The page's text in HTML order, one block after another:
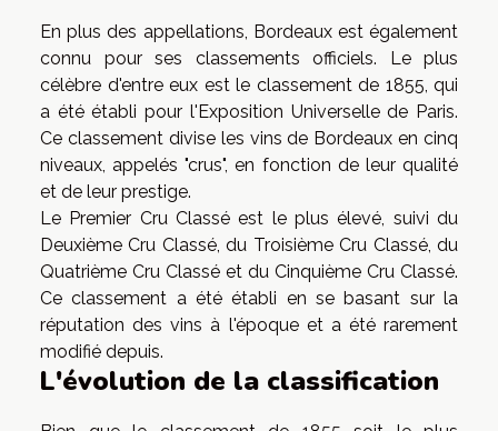
En plus des appellations, Bordeaux est également
connu pour ses classements officiels. Le plus
célèbre d'entre eux est le classement de 1855, qui
a été établi pour l'Exposition Universelle de Paris.
Ce classement divise les vins de Bordeaux en cinq
niveaux, appelés "crus", en fonction de leur qualité
et de leur prestige.
Le Premier Cru Classé est le plus élevé, suivi du
Deuxième Cru Classé, du Troisième Cru Classé, du
Quatrième Cru Classé et du Cinquième Cru Classé.
Ce classement a été établi en se basant sur la
réputation des vins à l'époque et a été rarement
modifié depuis.
L'évolution de la classification